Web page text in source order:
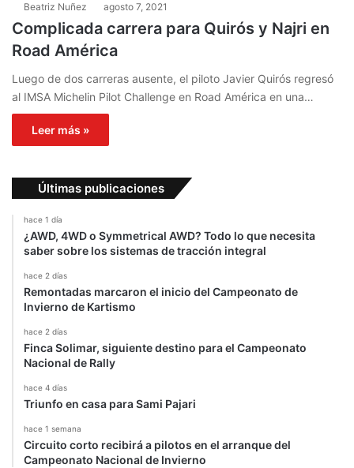
Beatriz Nuñez agosto 7, 2021
Complicada carrera para Quirós y Najri en
Road América
Luego de dos carreras ausente, el piloto Javier Quirós regresó
al IMSA Michelin Pilot Challenge en Road América en una…
Leer más »
Últimas publicaciones
hace 1 día
¿AWD, 4WD o Symmetrical AWD? Todo lo que necesita
saber sobre los sistemas de tracción integral
hace 2 días
Remontadas marcaron el inicio del Campeonato de
Invierno de Kartismo
hace 2 días
Finca Solimar, siguiente destino para el Campeonato
Nacional de Rally
hace 4 días
Triunfo en casa para Sami Pajari
hace 1 semana
Circuito corto recibirá a pilotos en el arranque del
Campeonato Nacional de Invierno